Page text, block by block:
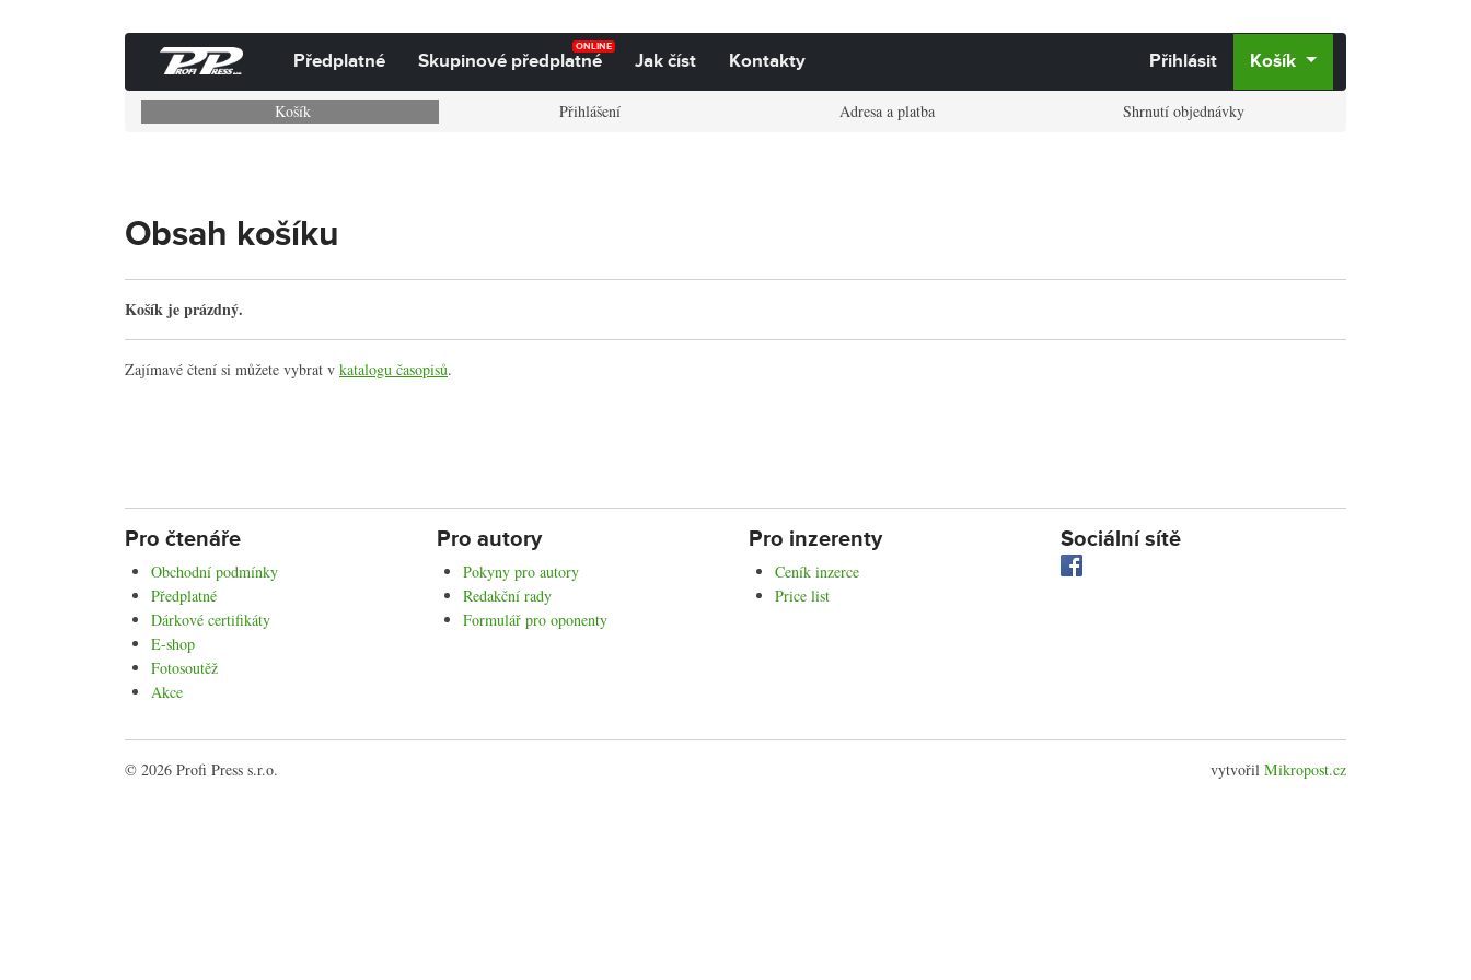
Předplatné
ONLINE
Skupinové předplatné Jak číst Kontakty Přihlásit Košík
Košík Přihlášení Adresa a platba Shrnutí objednávky
Obsah košíku
Košík je prázdný.
Zajímavé čtení si můžete vybrat v katalogu časopisů.
Pro čtenáře
Obchodní podmínky
Předplatné
Dárkové certifikáty
E-shop
Fotosoutěž
Akce
Pro autory
Pokyny pro autory
Redakční rady
Formulář pro oponenty
Pro inzerenty
Ceník inzerce
Price list
Sociální sítě
© 2026 Profi Press s.r.o. vytvořil Mikropost.cz